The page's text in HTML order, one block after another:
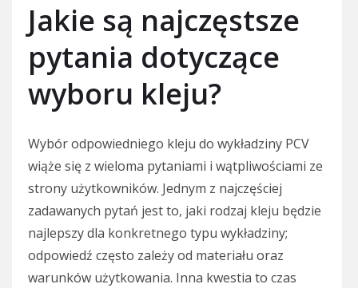
Jakie są najczęstsze
pytania dotyczące
wyboru kleju?
Wybór odpowiedniego kleju do wykładziny PCV
wiąże się z wieloma pytaniami i wątpliwościami ze
strony użytkowników. Jednym z najczęściej
zadawanych pytań jest to, jaki rodzaj kleju będzie
najlepszy dla konkretnego typu wykładziny;
odpowiedź często zależy od materiału oraz
warunków użytkowania. Inna kwestia to czas